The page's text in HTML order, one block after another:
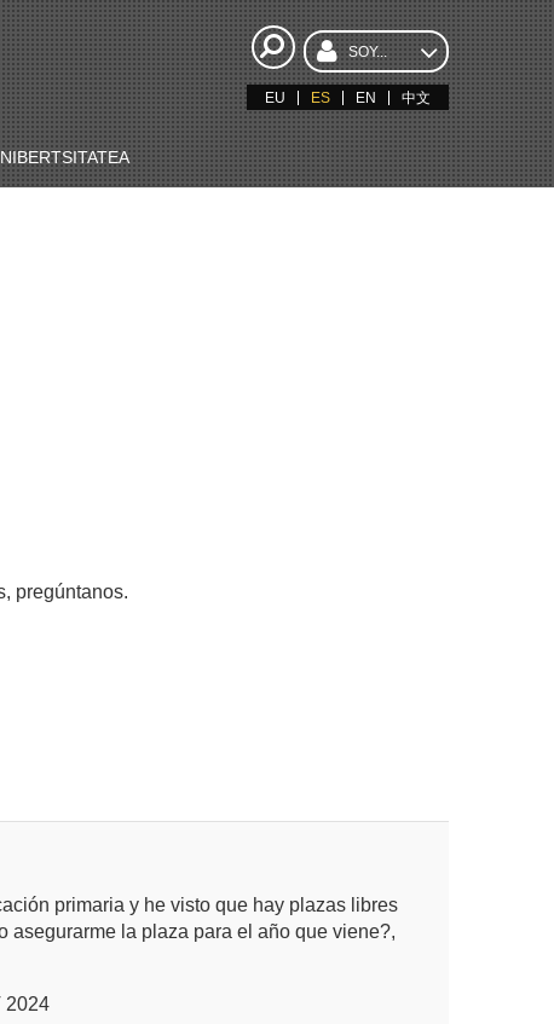
SOY...
EU ES EN 中文
pregúntanos.
primaria y he visto que hay plazas libres
la plaza para el año que viene?,
2024